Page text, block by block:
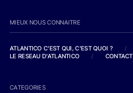
MIEUX NOUS CONNAITRE
ATLANTICO C'EST QUI, C'EST QUOI ?
/
LE RESEAU D'ATLANTICO
/ CONTACT
CATEGORIES